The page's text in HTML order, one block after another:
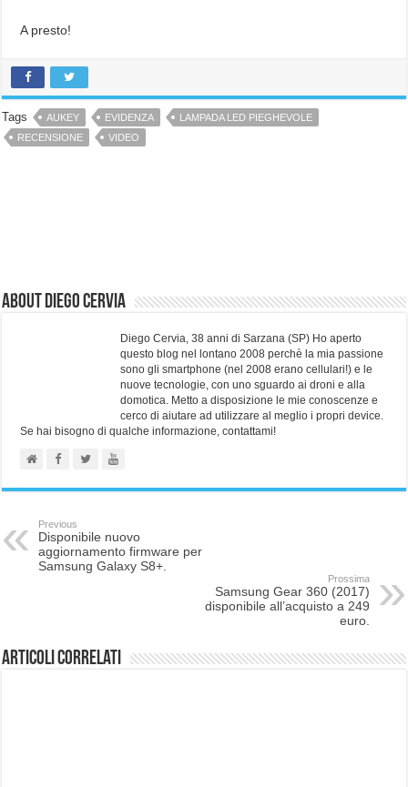
A presto!
Tags AUKEY EVIDENZA
LAMPADA LED PIEGHEVOLE
RECENSIONE
VIDEO
About Diego Cervia
Diego Cervia, 38 anni di Sarzana (SP) Ho aperto
questo blog nel lontano 2008 perchè la mia passione
sono gli smartphone (nel 2008 erano cellulari!) e le
nuove tecnologie, con uno sguardo ai droni e alla
domotica. Metto a disposizione le mie conoscenze e
cerco di aiutare ad utilizzare al meglio i propri device.
Se hai bisogno di qualche informazione, contattami!
Previous
Disponibile nuovo
aggiornamento firmware per
Samsung Galaxy S8+.
Prossima
Samsung Gear 360 (2017)
disponibile all’acquisto a 249
euro.
Articoli correlati